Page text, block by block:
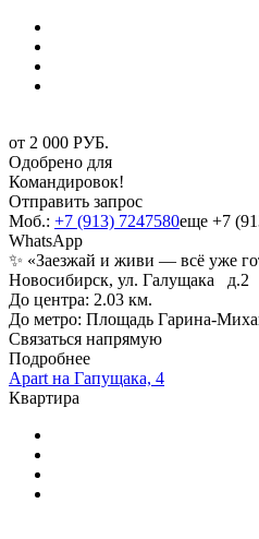
от 2 000 РУБ.
Одобрено для
Командировок!
Отправить запрос
Моб.: +7 (913) 7247580еще +7
WhatsApp
✨ «Заезжай и живи — всё уже
Новосибирск, ул. Галущака д.2
До центра: 2.03 км.
До метро: Площадь Гарина-
Связаться напрямую
Подробнее
Apart на Гапущака, 4
Квартира